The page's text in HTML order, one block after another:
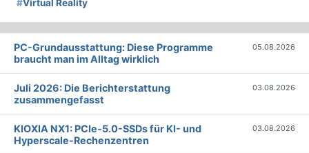
#Virtual Reality
PC-Grundausstattung: Diese Programme
braucht man im Alltag wirklich
05.08.2026
Juli 2026: Die Bericht­erstattung
zusammengefasst
03.08.2026
KIOXIA NX1: PCIe-5.0-SSDs für KI- und
Hyperscale-Rechenzentren
03.08.2026